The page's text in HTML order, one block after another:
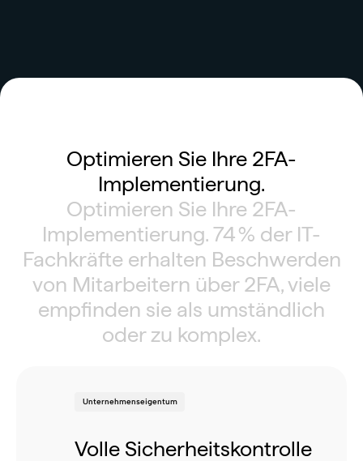
Optimieren Sie Ihre 2FA-
Implementierung.
Optimieren Sie Ihre 2FA-
Implementierung. 74 % der IT-
Fachkräfte erhalten Beschwerden
von Mitarbeitern über 2FA, viele
empfinden sie als umständlich
oder zu komplex.
Unternehmens­eigentum
Volle Sicherheitskontrolle